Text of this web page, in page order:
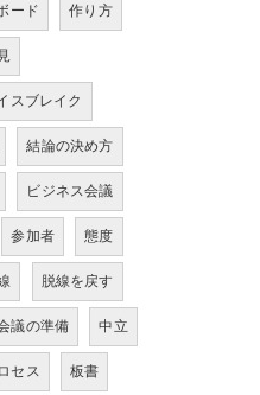
ード 作り方
スブレイク
結論の決め方
ビジネス会議
参加者 態度
脱線を戻す
議の準備 中立
セス 板書